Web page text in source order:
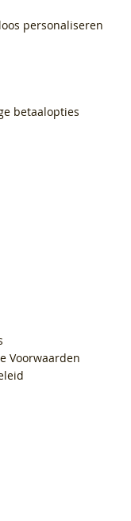
personaliseren
betaalopties
Voorwaarden